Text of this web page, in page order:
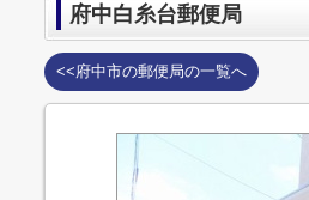
府中白糸台郵便局
<<府中市の郵便局の一覧へ